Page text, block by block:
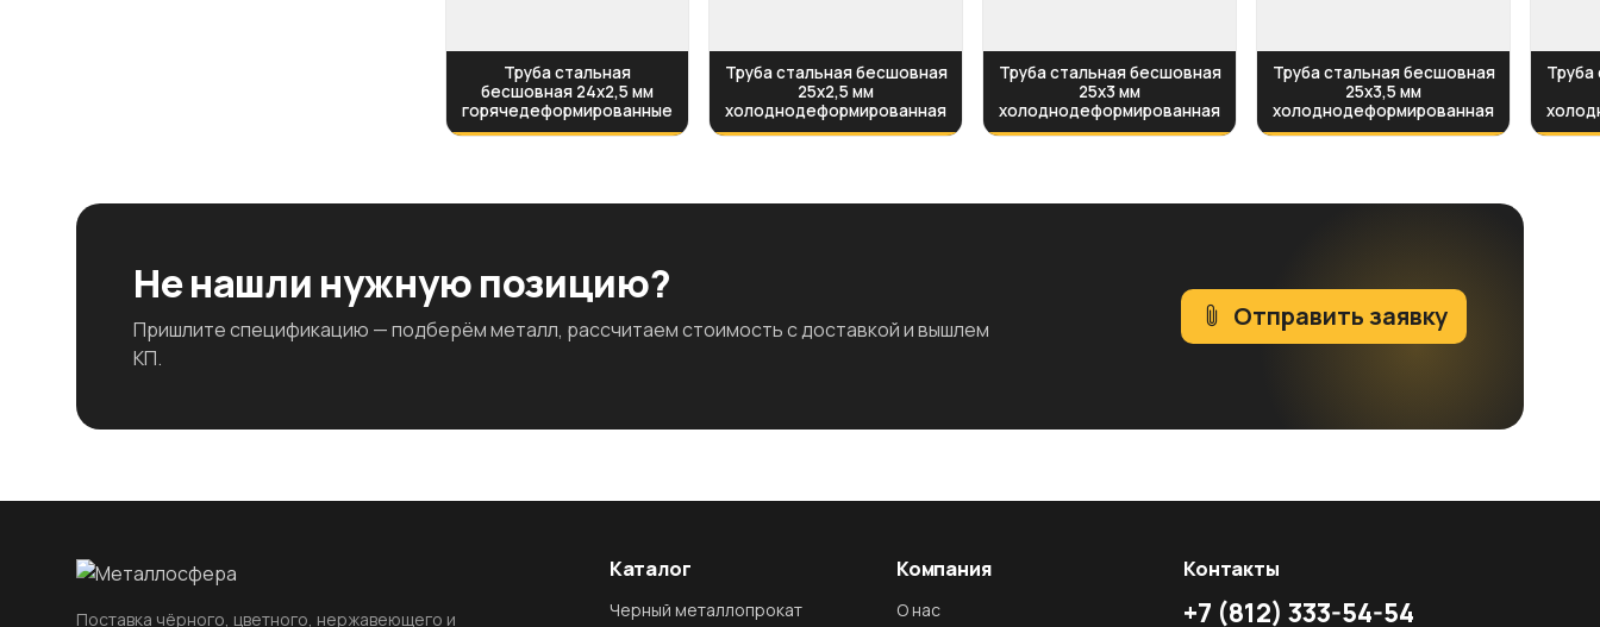
Труба стальная
бесшовная 24х2,5 мм
горячедеформированные
Труба стальная бесшовная
25х2,5 мм
холоднодеформированная
Труба стальная бесшовная
25х3 мм
холоднодеформированная
Труба стальная бесшовная
25х3,5 мм
холоднодеформированная
Труба
Не нашли нужную позицию?
Пришлите спецификацию — подберём металл, рассчитаем стоимость с доставкой и вышлем
КП.
Отправить заявку
Поставка чёрного, цветного, нержавеющего и
Каталог
Черный металлопрокат
Компания
О нас
Контакты
+7 (812) 333-54-54